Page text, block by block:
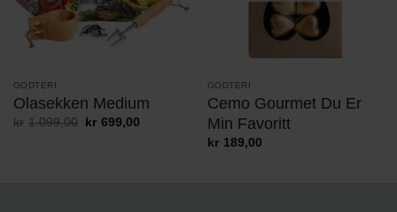
GODTERI
Olasekken Medium
kr 1.099,00
Opprinnelig
kr 699,00Nåværende
GODTERI
Cemo Gourmet Du Er
Min Favoritt
kr 189,00